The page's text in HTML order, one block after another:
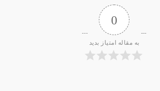
0
به مقاله امتیاز بدید